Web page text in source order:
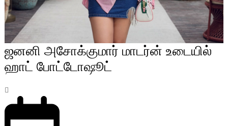
ஜனனி அசோக்குமார் மாடர்ன் உடையில்
ஹாட் போட்டோஷூட்